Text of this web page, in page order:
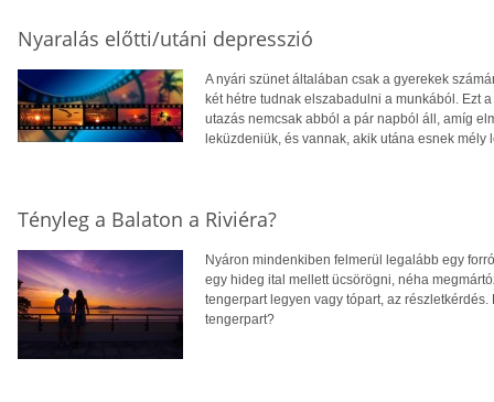
Nyaralás előtti/utáni depresszió
A nyári szünet általában csak a gyerekek
két hétre tudnak elszabadulni a munkából. Ezt
utazás nemcsak abból a pár napból áll, amíg
leküzdeniük, és vannak, akik utána esnek mély
Tényleg a Balaton a Riviéra?
Nyáron mindenkiben felmerül legalább egy
egy hideg ital mellett ücsörögni, néha
tengerpart legyen vagy tópart, az
tengerpart?